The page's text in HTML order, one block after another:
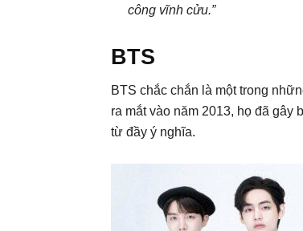
công vĩnh cửu.”
BTS
BTS chắc chắn là một trong
ra mắt vào năm 2013, họ đã gây
từ đầy ý nghĩa.